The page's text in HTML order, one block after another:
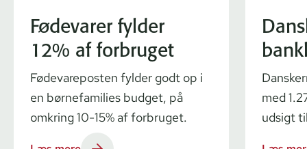
Fødevarer fylder
12% af forbruget
Fødevareposten fylder godt op i
en børnefamilies budget, på
omkring 10-15% af forbruget.
med
udsigt